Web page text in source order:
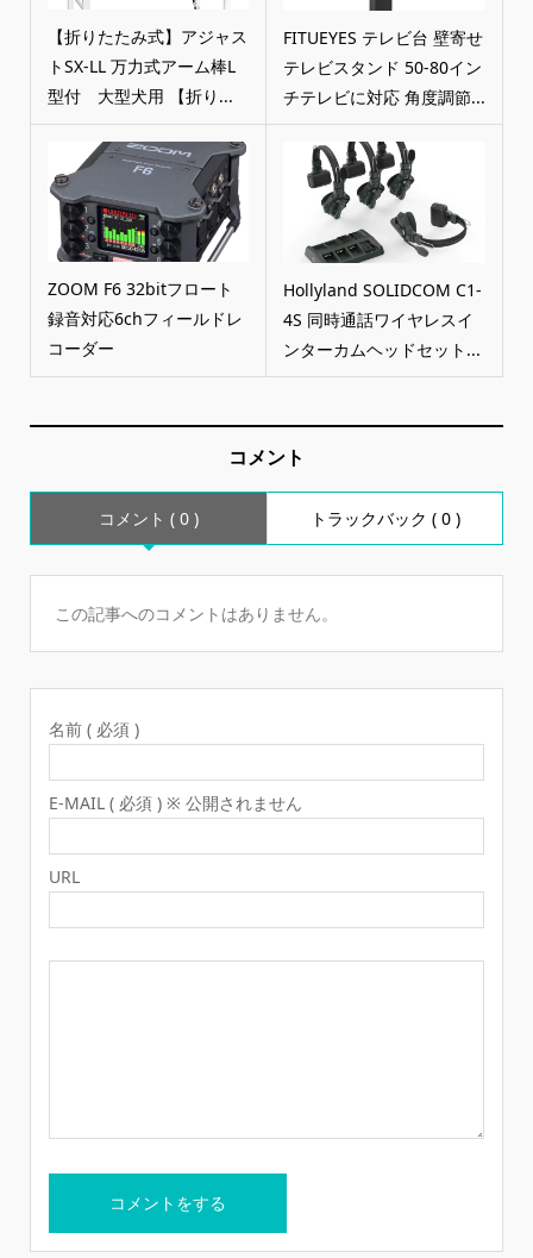
【折りたたみ式】アジャス
トSX-LL 万力式アーム棒L
型付 大型犬用 【折り...
FITUEYES テレビ台 壁寄せ
テレビスタンド 50-80イン
チテレビに対応 角度調節...
ZOOM F6 32bitフロート
録音対応6chフィールドレ
コーダー
Hollyland SOLIDCOM C1-
4S 同時通話ワイヤレスイ
ンターカムヘッドセット...
コメント
コメント ( 0 ) トラックバック ( 0 )
この記事へのコメントはありません。
名前 ( 必須 )
E-MAIL ( 必須 ) ※ 公開されません
URL